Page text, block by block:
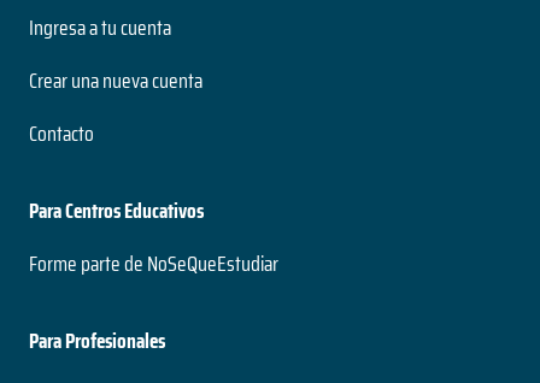
Ingresa a tu cuenta
Crear una nueva cuenta
Contacto
Para Centros Educativos
Forme parte de NoSeQueEstudiar
Para Profesionales